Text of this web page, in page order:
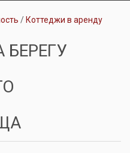
Коттеджи в аренду
БЕРЕГУ